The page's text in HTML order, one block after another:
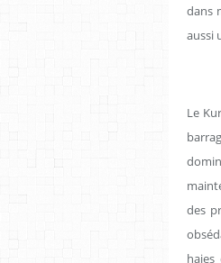
dans
aussi
Le
des